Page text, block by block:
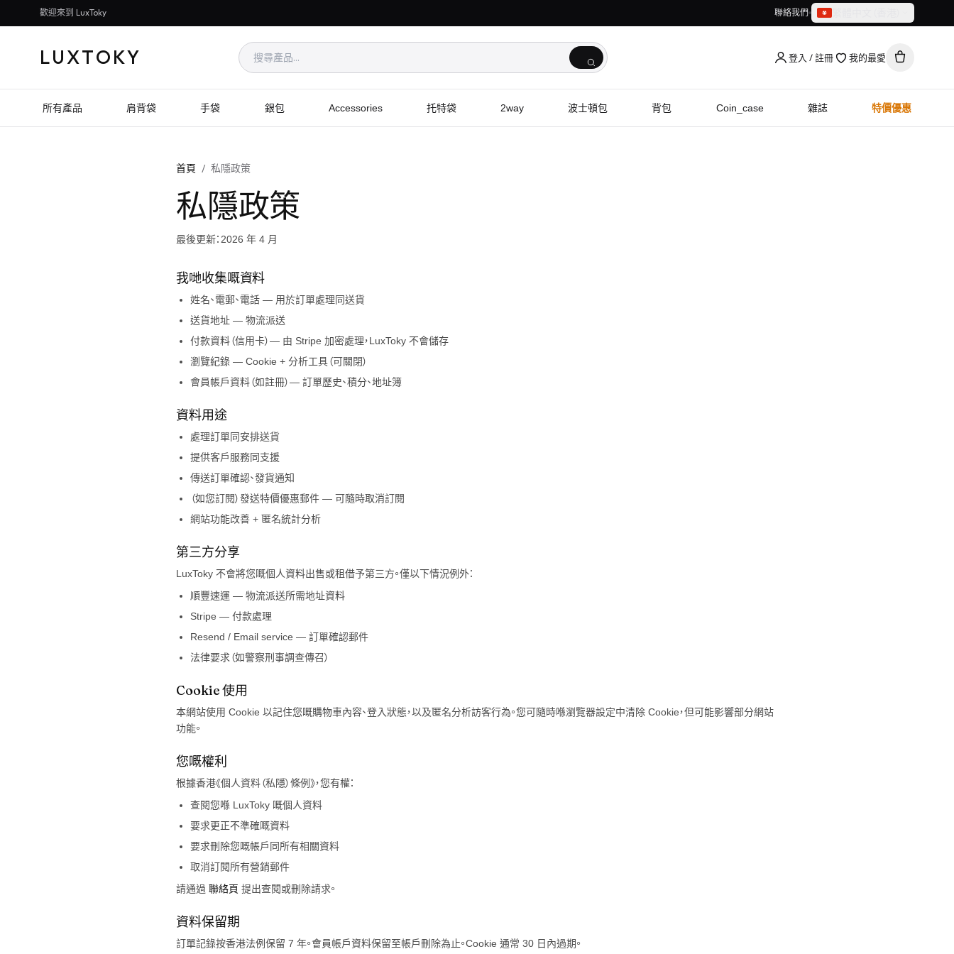
歡迎來到 LuxToky 聯絡我們
繁體中文（香港）
LUXTOKY 登入 / 註冊 我的最愛
所有產品 肩背袋 手袋 銀包 Accessories 托特袋 2way 波士頓包 背包 Coin_case 雜誌 特價優惠
首頁 / 私隱政策
私隱政策
最後更新：2026 年 4 月
我哋收集嘅資料
姓名、電郵、電話 — 用於訂單處理同送貨
送貨地址 — 物流派送
付款資料（信用卡）— 由 Stripe 加密處理，LuxToky 不會儲存
瀏覽紀錄 — Cookie + 分析工具（可關閉）
會員帳戶資料（如註冊）— 訂單歷史、積分、地址簿
資料用途
處理訂單同安排送貨
提供客戶服務同支援
傳送訂單確認、發貨通知
（如您訂閱）發送特價優惠郵件 — 可隨時取消訂閱
網站功能改善 + 匿名統計分析
第三方分享
LuxToky 不會將您嘅個人資料出售或租借予第三方。僅以下情況例外：
順豐速運 — 物流派送所需地址資料
Stripe — 付款處理
Resend / Email service — 訂單確認郵件
法律要求（如警察刑事調查傳召）
Cookie 使用
本網站使用 Cookie 以記住您嘅購物車內容、登入狀態，以及匿名分析訪客行為。您可隨時喺瀏覽器設定中清除 Cookie，但可能影響部分網站
功能。
您嘅權利
根據香港《個人資料（私隱）條例》，您有權：
查閱您喺 LuxToky 嘅個人資料
要求更正不準確嘅資料
要求刪除您嘅帳戶同所有相關資料
取消訂閱所有營銷郵件
請通過 聯絡頁 提出查閱或刪除請求。
資料保留期
訂單記錄按香港法例保留 7 年。會員帳戶資料保留至帳戶刪除為止。Cookie 通常 30 日內過期。